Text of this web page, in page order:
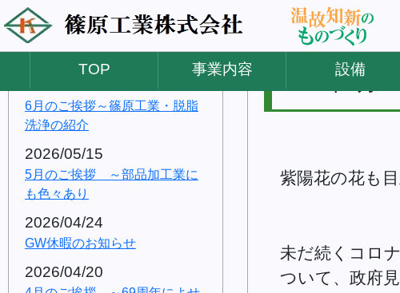
TOP 事業内容 設備
2026/07/17
２０２６年 夏季休業のご案内
6月のご挨拶～篠原工業・脱脂
洗浄の紹介
2026/05/15
5月のご挨拶 ～部品加工業に
も色々あり
2026/04/24
GW休暇のお知らせ
2026/04/20
2022/06/07
2022年6月
紫陽花の花も
未だ続くコロ
ついて、政府